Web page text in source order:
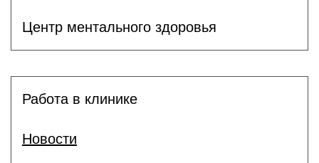
Центр ментального здоровья
Работа в клинике
Новости